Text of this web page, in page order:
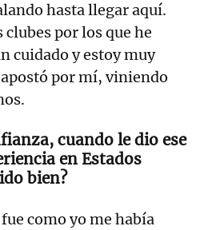
hasta llegar aquí.
por los que he
cuidado y estoy muy
por mí, viniendo
cuando le dio ese
en Estados
bien?
como yo me había